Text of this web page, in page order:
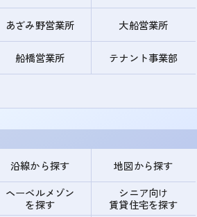
あざみ野営業所 大船営業所
船橋営業所 テナント事業部
沿線から探す 地図から探す
ヘーベルメゾン
を探す
シニア向け
賃貸住宅を探す